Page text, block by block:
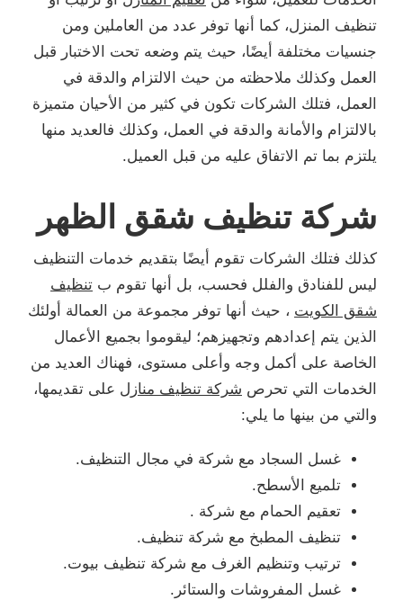
تنظيف المنزل، كما أنها توفر عدد من العاملين ومن
جنسيات مختلفة أيضًا، حيث يتم وضعه تحت الاختبار قبل
العمل وكذلك ملاحظته من حيث الالتزام والدقة في
العمل، فتلك الشركات تكون في كثير من الأحيان متميزة
بالالتزام والأمانة والدقة في العمل، وكذلك فالعديد منها
يلتزم بما تم الاتفاق عليه من قبل العميل.
شركة تنظيف شقق الظهر
كذلك فتلك الشركات تقوم أيضًا بتقديم خدمات التنظيف
ليس للفنادق والفلل فحسب، بل أنها تقوم ب تنظيف
شقق الكويت ، حيث أنها توفر مجموعة من العمالة أولئك
الذين يتم إعدادهم وتجهيزهم؛ ليقوموا بجميع الأعمال
الخاصة على أكمل وجه وأعلى مستوى، فهناك العديد من
الخدمات التي تحرص شركة تنظيف منازل على تقديمها،
والتي من بينها ما يلي:
غسل السجاد مع شركة في مجال التنظيف.
تلميع الأسطح.
تعقيم الحمام مع شركة .
تنظيف المطبخ مع شركة تنظيف.
ترتيب وتنظيم الغرف مع شركة تنظيف بيوت.
غسل المفروشات والستائر.